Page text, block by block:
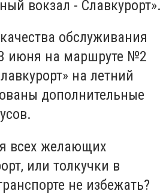
вокзал - Славкурорт».
обслуживания
июня на маршруте №2
на летний
дополнительные
всех желающих
или толкучки в
не избежать?